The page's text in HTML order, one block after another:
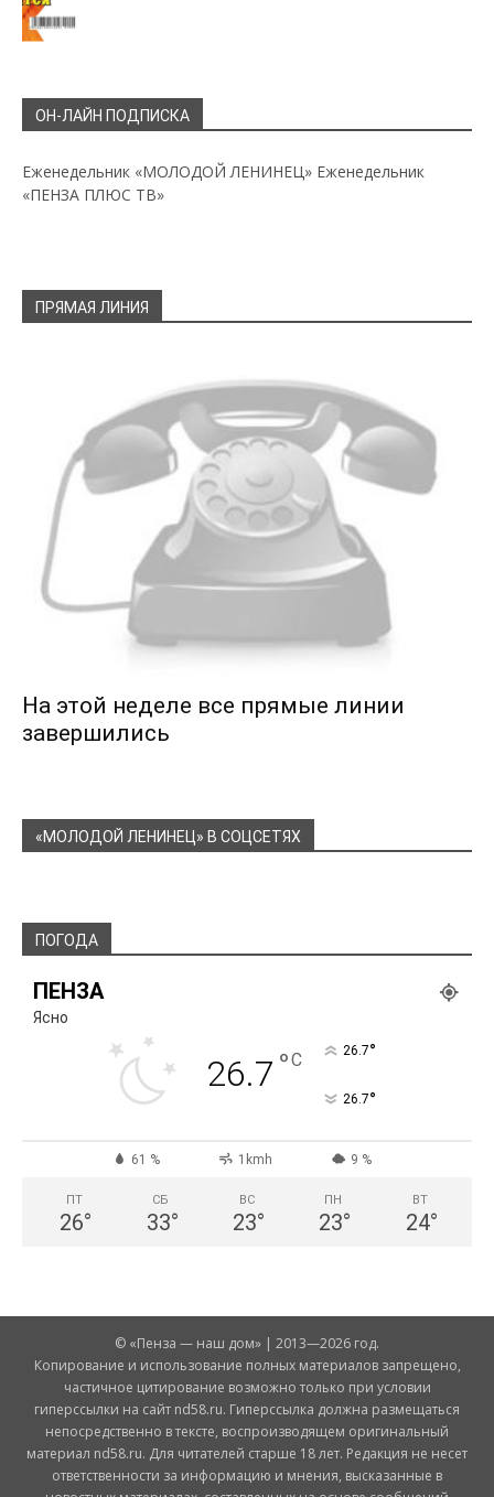
ОН-ЛАЙН ПОДПИСКА
Еженедельник «МОЛОДОЙ ЛЕНИНЕЦ» Еженедельник
«ПЕНЗА ПЛЮС ТВ»
ПРЯМАЯ ЛИНИЯ
На этой неделе все прямые линии
завершились
«МОЛОДОЙ ЛЕНИНЕЦ» В СОЦСЕТЯХ
ПОГОДА
ПЕНЗА
Ясно
26.7 °C 26.7°
26.7°
61 % 1kmh 9 %
ПТ
26°
СБ
33°
ВС
23°
ПН
23°
ВТ
24°
© «Пенза — наш дом» | 2013—2026 год.
Копирование и использование полных материалов запрещено,
частичное цитирование возможно только при условии
гиперссылки на сайт nd58.ru. Гиперссылка должна размещаться
непосредственно в тексте, воспроизводящем оригинальный
материал nd58.ru. Для читателей старше 18 лет. Редакция не несет
ответственности за информацию и мнения, высказанные в